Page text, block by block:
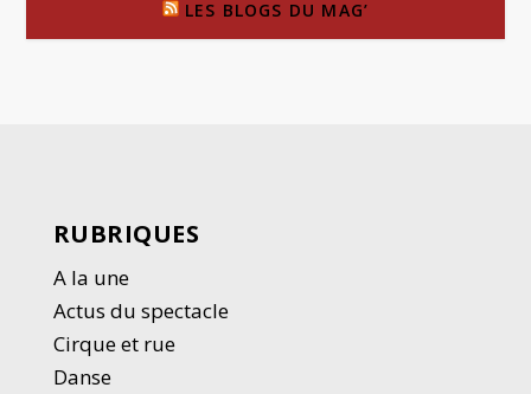
LES BLOGS DU MAG’
RUBRIQUES
A la une
Actus du spectacle
Cirque et rue
Danse